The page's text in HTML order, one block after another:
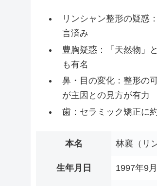
リンシャン整形の疑惑
言済み
豊胸疑惑：「天然物」
も有名
鼻・目の変化：整形の
が主因との見方が有力
歯：セラミック矯正に
本名 林襄（リ
生年月日 1997年9